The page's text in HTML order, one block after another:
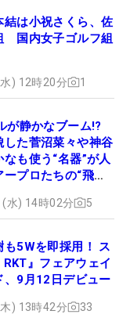
結は小祝さくら、佐
国内女子ゴルフ組
) 12時20分 1
が静かなブーム!?
した菅沼菜々や神谷
も使う“名器”が人
プロたちの“飛ば
水) 14時02分 5
も5Wを即採用！ ス
』フェアウェイ
、9月12日デビュー
) 13時42分 33